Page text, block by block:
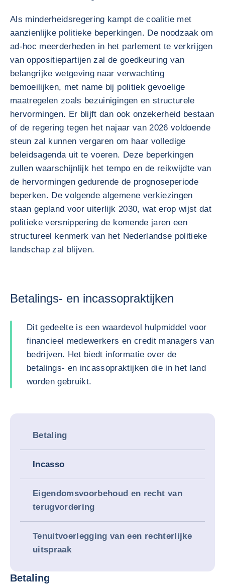
Als minderheidsregering kampt de coalitie met
aanzienlijke politieke beperkingen. De noodzaak om
ad-hoc meerderheden in het parlement te verkrijgen
van oppositiepartijen zal de goedkeuring van
belangrijke wetgeving naar verwachting
bemoeilijken, met name bij politiek gevoelige
maatregelen zoals bezuinigingen en structurele
hervormingen. Er blijft dan ook onzekerheid bestaan
of de regering tegen het najaar van 2026 voldoende
steun zal kunnen vergaren om haar volledige
beleidsagenda uit te voeren. Deze beperkingen
zullen waarschijnlijk het tempo en de reikwijdte van
de hervormingen gedurende de prognoseperiode
beperken. De volgende algemene verkiezingen
staan gepland voor uiterlijk 2030, wat erop wijst dat
politieke versnippering de komende jaren een
structureel kenmerk van het Nederlandse politieke
landschap zal blijven.
Betalings- en incassopraktijken
Dit gedeelte is een waardevol hulpmiddel voor
financieel medewerkers en credit managers van
bedrijven. Het biedt informatie over de
betalings- en incassopraktijken die in het land
worden gebruikt.
Betaling
Incasso
Eigendomsvoorbehoud en recht van
terugvordering
Tenuitvoerlegging van een rechterlijke
uitspraak
Betaling